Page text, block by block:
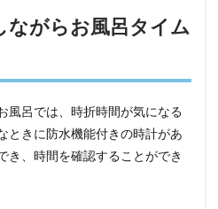
ながらお風呂タイム
風呂では、時折時間が気になる
ときに防水機能付きの時計があ
き、時間を確認することができ